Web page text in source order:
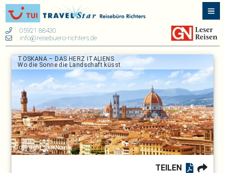
05921 88430
info@reisebuero-richters.de
TOSKANA – DAS HERZ ITALIENS
Wo die Sonne die Landschaft küsst
Copyright:SerrNovik
TEILEN